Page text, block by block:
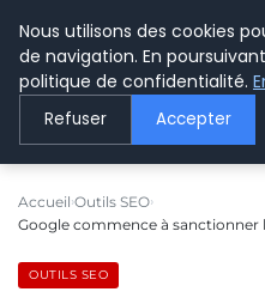
LE
Accueil Outils SEO
Google commence à sanctionner
OUTILS SEO
Nous utilisons des cookies
de navigation. En
politique de confidentialité.
Refuser Accepter